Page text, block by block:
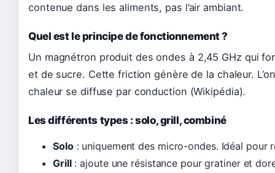
contenue dans les aliments, pas l’air ambiant.
Quel est le principe de fonctionnement ?
Un magnétron produit des ondes à 2,45 GHz qui
et de sucre. Cette friction génère de la chaleur.
chaleur se diffuse par conduction (Wikipédia).
Les différents types : solo, grill, combiné
Solo: uniquement des micro-ondes. Idéal pour
Grill: ajoute une résistance pour gratiner et